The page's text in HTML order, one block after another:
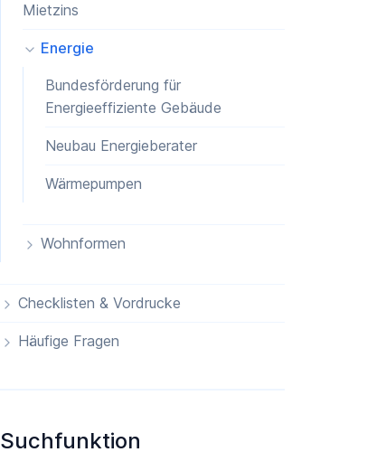
Mietzins
Energie
Bundesförderung für
Energieeffiziente Gebäude
Neubau Energieberater
Wärmepumpen
Wohnformen
Checklisten & Vordrucke
Häufige Fragen
Suchfunktion